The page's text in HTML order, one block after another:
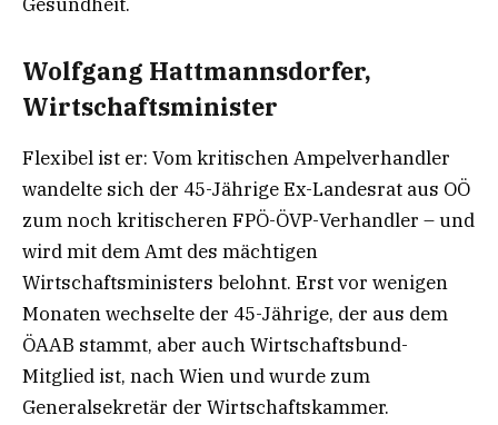
Gesundheit.
Wolfgang Hattmannsdorfer,
Wirtschaftsminister
Flexibel ist er: Vom kritischen Ampelverhandler
wandelte sich der 45-Jährige Ex-Landesrat aus OÖ
zum noch kritischeren FPÖ-ÖVP-Verhandler – und
wird mit dem Amt des mächtigen
Wirtschaftsministers belohnt. Erst vor wenigen
Monaten wechselte der 45-Jährige, der aus dem
ÖAAB stammt, aber auch Wirtschaftsbund-
Mitglied ist, nach Wien und wurde zum
Generalsekretär der Wirtschaftskammer.